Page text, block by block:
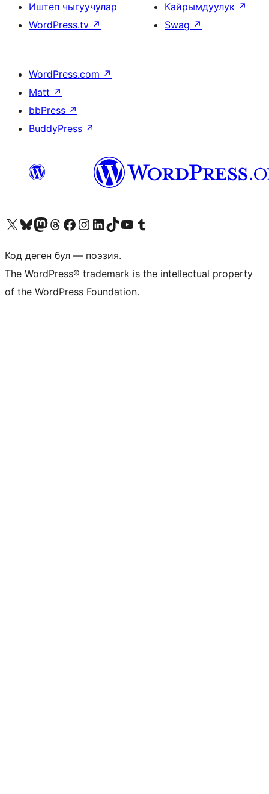
Иштеп чыгуучулар
WordPress.tv ↗
Кайрымдуулук ↗
Swag ↗
WordPress.com ↗
Matt ↗
bbPress ↗
BuddyPress ↗
Visit our X (formerly Twitter) account
Visit our Bluesky account
Биздин Mastodon түрмөгүбүзгө баш багыңыз
Visit our Threads account
Биздин Facebook баракчабызга кириңиз
Биздин Instagram баракчабызга баш багыңыз
Биздин LinkedIn баракчабызга баш багыңыз
Visit our TikTok account
Visit our YouTube channel
Visit our Tumblr account
Код деген бул — поэзия.
The WordPress® trademark is the intellectual property
of the WordPress Foundation.